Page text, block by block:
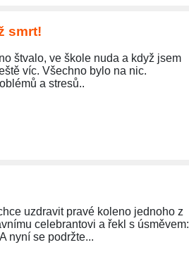
smrt!
štvalo, ve škole nuda a když jsem
víc. Všechno bylo na nic.
a stresů..
uzdravit pravé koleno jednoho z
celebrantovi a řekl s úsměvem:
nyní se podržte...